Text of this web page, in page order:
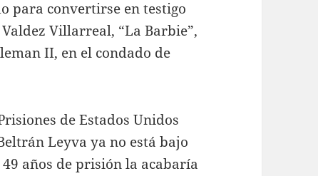
para convertirse en testigo
Villarreal, “La Barbie”,
II, en el condado de
de Estados Unidos
Leyva ya no está bajo
años de prisión la acabaría